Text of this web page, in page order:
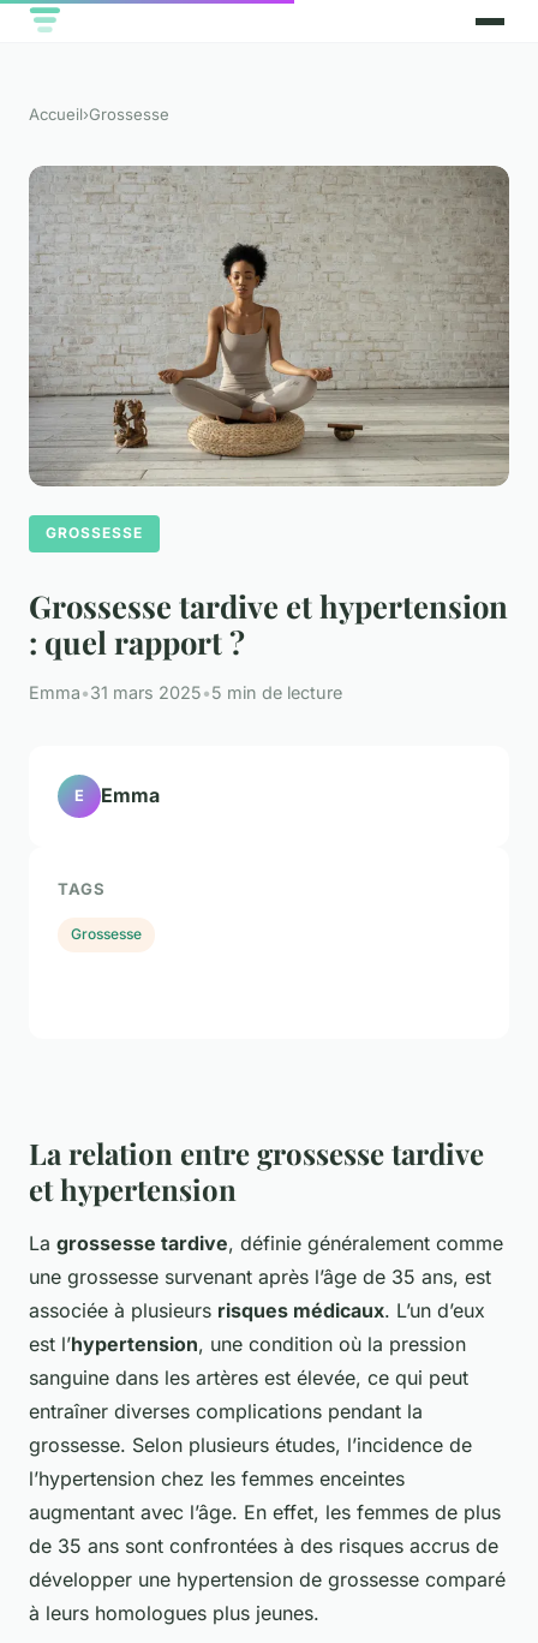
Accueil›Grossesse
GROSSESSE
Grossesse tardive et hypertension
: quel rapport ?
Emma•31 mars 2025•5 min de lecture
La relation entre grossesse tardive
et hypertension
La grossesse tardive, définie généralement comme
une grossesse survenant après l’âge de 35 ans, est
associée à plusieurs risques médicaux. L’un d’eux
est l’hypertension, une condition où la pression
sanguine dans les artères est élevée, ce qui peut
entraîner diverses complications pendant la
grossesse. Selon plusieurs études, l’incidence de
l’hypertension chez les femmes enceintes
augmentant avec l’âge. En effet, les femmes de plus
de 35 ans sont confrontées à des risques accrus de
développer une hypertension de grossesse comparé
à leurs homologues plus jeunes.
E Emma
TAGS
Grossesse